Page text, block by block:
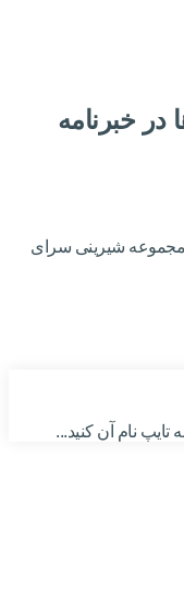
در خبرنامه
شیرینی سرای
نام آن کنید...